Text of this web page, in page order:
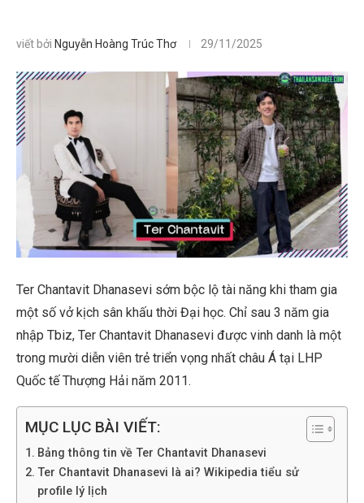
viết bởi Nguyễn Hoàng Trúc Thơ 29/11/2025
Ter Chantavit Dhanasevi sớm bộc lộ tài năng khi tham gia
một số vở kịch sân khấu thời Đại học. Chỉ sau 3 năm gia
nhập Tbiz, Ter Chantavit Dhanasevi được vinh danh là một
trong mười diễn viên trẻ triển vọng nhất châu Á tại LHP
Quốc tế Thượng Hải năm 2011.
MỤC LỤC BÀI VIẾT:
Bảng thông tin về Ter Chantavit Dhanasevi
Ter Chantavit Dhanasevi là ai? Wikipedia tiểu sử
profile lý lịch